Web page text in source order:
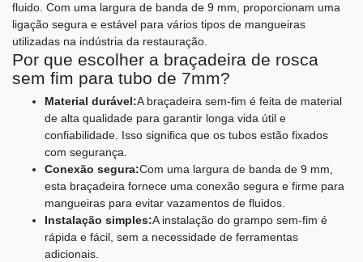
fluido. Com uma largura de banda de 9 mm, proporcionam uma
ligação segura e estável para vários tipos de mangueiras
utilizadas na indústria da restauração.
Por que escolher a braçadeira de rosca
sem fim para tubo de 7mm?
Material durável:A braçadeira sem-fim é feita de material
de alta qualidade para garantir longa vida útil e
confiabilidade. Isso significa que os tubos estão fixados
com segurança.
Conexão segura:Com uma largura de banda de 9 mm,
esta braçadeira fornece uma conexão segura e firme para
mangueiras para evitar vazamentos de fluidos.
Instalação simples:A instalação do grampo sem-fim é
rápida e fácil, sem a necessidade de ferramentas
adicionais.